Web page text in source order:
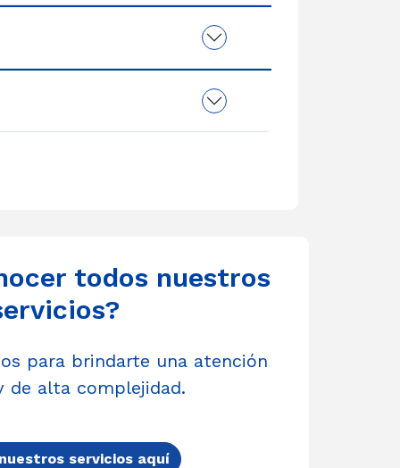
todos nuestros
para brindarte una atención
de alta complejidad.
servicios aquí